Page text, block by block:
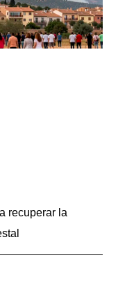
recuperar la